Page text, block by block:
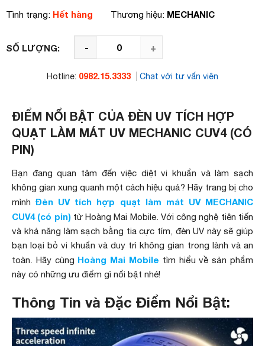
Tình trạng: Hết hàng Thương hiệu: MECHANIC
SỐ LƯỢNG: - +
Hotline: 0982.15.3333 Chat với tư vấn viên
ĐIỂM NỔI BẬT CỦA ĐÈN UV TÍCH HỢP
QUẠT LÀM MÁT UV MECHANIC CUV4 (CÓ
PIN)
Bạn đang quan tâm đến việc diệt vi khuẩn và làm sạch
không gian xung quanh một cách hiệu quả? Hãy trang bị cho
mìnhĐèn UV tích hợp quạt làm mát UV MECHANIC
CUV4 (có pin)từ Hoàng Mai Mobile. Với công nghệ tiên tiến
và khả năng làm sạch bằng tia cực tím, đèn UV này sẽ giúp
bạn loại bỏ vi khuẩn và duy trì không gian trong lành và an
toàn. Hãy cùng Hoàng Mai Mobile tìm hiểu về sản phẩm
này có những ưu điểm gì nổi bật nhé!
Thông Tin và Đặc Điểm Nổi Bật: